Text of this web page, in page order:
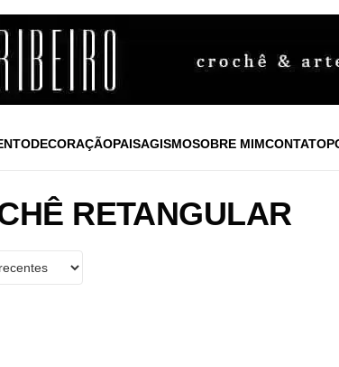
DECORAÇÃOPAISAGISMOSOBRE MIMCONTATO
RETANGULAR